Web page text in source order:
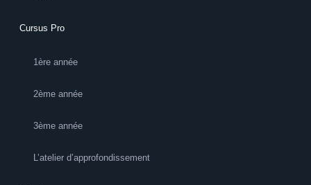
Cursus Pro
1ère année
2ème année
3ème année
L’atelier d’approfondissement